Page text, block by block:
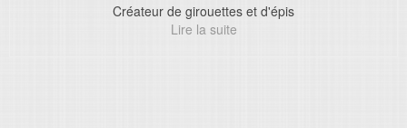
Créateur de girouettes et d'épis
Lire la suite